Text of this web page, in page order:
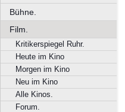
Bühne.
Film.
Kritikerspiegel Ruhr.
Heute im Kino
Morgen im Kino
Neu im Kino
Alle Kinos.
Forum.